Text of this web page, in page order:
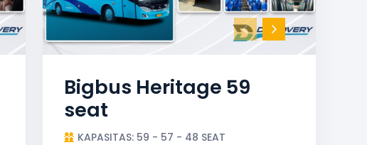
Bigbus Heritage 59
seat
KAPASITAS: 59 - 57 - 48 SEAT